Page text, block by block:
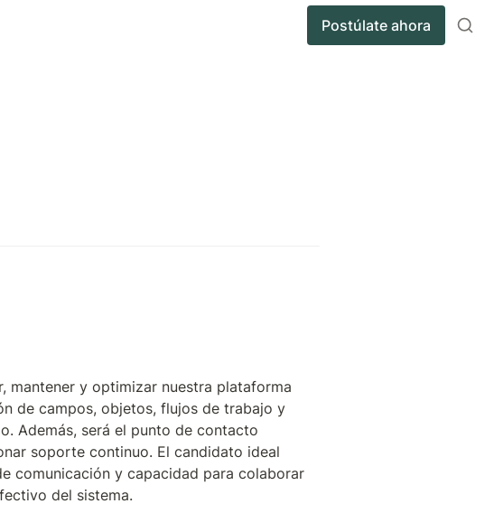
Postúlate ahora
mantener y optimizar nuestra plataforma
de campos, objetos, flujos de trabajo y
Además, será el punto de contacto
soporte continuo. El candidato ideal
comunicación y capacidad para colaborar
del sistema.